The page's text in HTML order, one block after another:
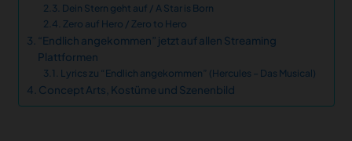
Dein Stern geht auf / A Star is Born
Zero auf Hero / Zero to Hero
“Endlich angekommen” jetzt auf allen Streaming
Plattformen
Lyrics zu “Endlich angekommen” (Hercules – Das Musical)
Concept Arts, Kostüme und Szenenbild